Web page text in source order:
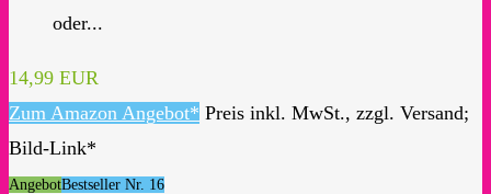
oder...
14,99 EUR
Zum Amazon Angebot* Preis inkl. MwSt., zzgl. Versand;
Bild-Link*
AngebotBestseller Nr. 16